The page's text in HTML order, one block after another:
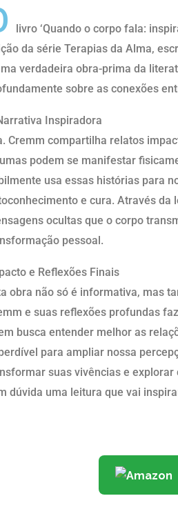
livro ‘Quando o corpo fala:
da série Terapias da Alma,
verdadeira obra-prima da
sobre as conexões
Inspiradora
Cremm compartilha relatos
podem se manifestar
usa essas histórias para
e cura. Através da
ocultas que o corpo
pessoal.
e Reflexões Finais
obra não só é informativa, mas
e suas reflexões profundas
busca entender melhor as
para ampliar nossa
suas vivências e explorar
dúvida uma leitura que vai